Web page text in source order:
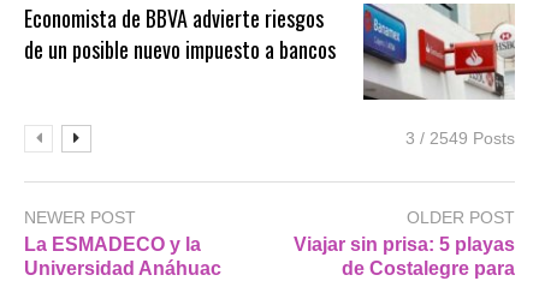
Economista de BBVA advierte riesgos
de un posible nuevo impuesto a bancos
3 / 2549 Posts
NEWER POST
La ESMADECO y la
Universidad Anáhuac
OLDER POST
Viajar sin prisa: 5 playas
de Costalegre para